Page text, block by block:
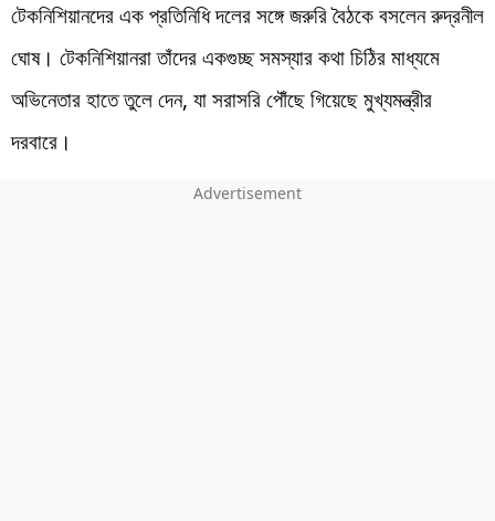
টেকনিশিয়ানদের এক প্রতিনিধি দলের সঙ্গে জরুরি বৈঠকে বসলেন রুদ্রনীল
ঘোষ। টেকনিশিয়ানরা তাঁদের একগুচ্ছ সমস্যার কথা চিঠির মাধ্যমে
অভিনেতার হাতে তুলে দেন, যা সরাসরি পৌঁছে গিয়েছে মুখ্যমন্ত্রীর
দরবারে।